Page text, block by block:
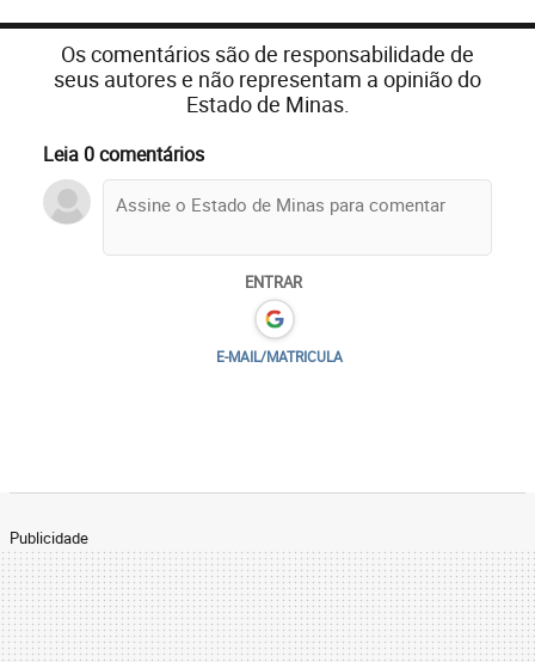
Os comentários são de responsabilidade de
seus autores e não representam a opinião do
Estado de Minas.
Leia 0 comentários
ENTRAR
E-MAIL/MATRICULA
Publicidade